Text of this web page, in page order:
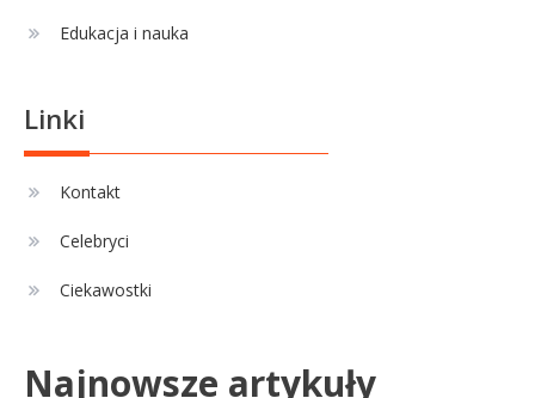
Edukacja i nauka
Linki
Kontakt
Celebryci
Ciekawostki
Najnowsze artykuły